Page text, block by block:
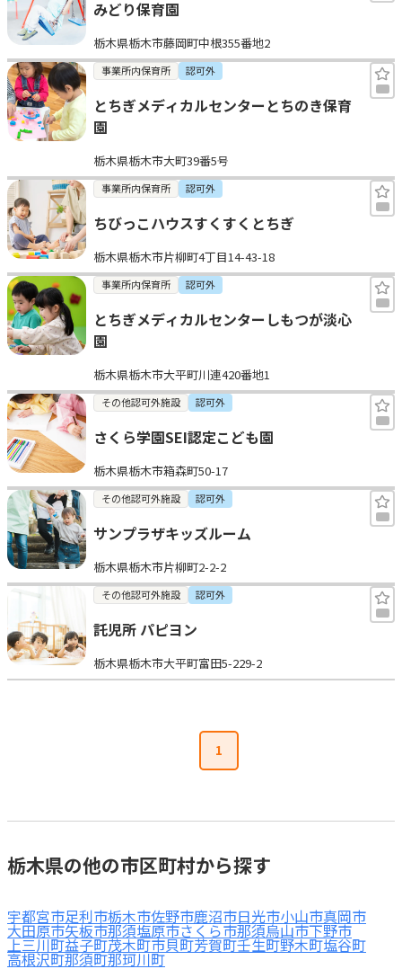
みどり保育園
栃木県栃木市藤岡町中根355番地2
事業所内保育所 認可外
とちぎメディカルセンターとちのき保育
園
栃木県栃木市大町39番5号
事業所内保育所 認可外
ちびっこハウスすくすくとちぎ
栃木県栃木市片柳町4丁目14-43-18
事業所内保育所 認可外
とちぎメディカルセンターしもつが淡心
園
栃木県栃木市大平町川連420番地1
その他認可外施設 認可外
さくら学園SEI認定こども園
栃木県栃木市箱森町50-17
その他認可外施設 認可外
サンプラザキッズルーム
栃木県栃木市片柳町2-2-2
その他認可外施設 認可外
託児所 パピヨン
栃木県栃木市大平町富田5-229-2
1
栃木県の他の市区町村から探す
宇都宮市足利市栃木市佐野市鹿沼市日光市小山市真岡市
大田原市矢板市那須塩原市さくら市那須烏山市下野市
上三川町益子町茂木町市貝町芳賀町壬生町野木町塩谷町
高根沢町那須町那珂川町